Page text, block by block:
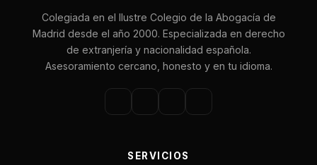
Colegiada en el Ilustre Colegio de la Abogacía de
Madrid desde el año 2000. Especializada en derecho
de extranjería y nacionalidad española.
Asesoramiento cercano, honesto y en tu idioma.
SERVICIOS